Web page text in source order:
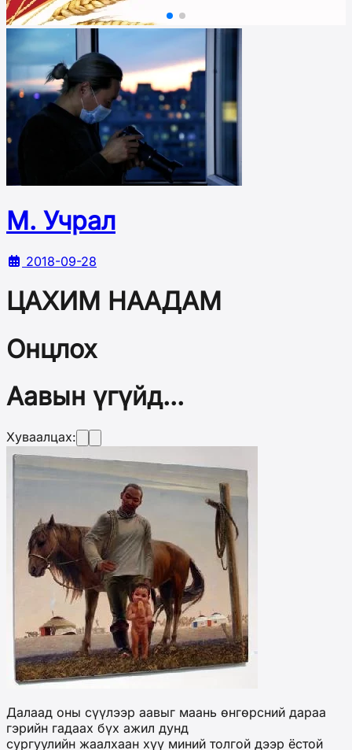
М. Учрал
2018-09-28
ЦАХИМ НААДАМ
Онцлох
Аавын үгүйд...
Хуваалцах:
Далаад оны сүүлээр аавыг маань өнгөрсний дараа
гэрийн гадаах бүх ажил дунд
сургуулийн жаалхаан хүү миний толгой дээр ёстой